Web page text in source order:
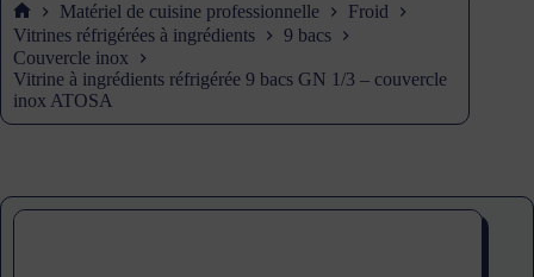
Accueil
Matériel de cuisine professionnelle
Froid
Vitrines réfrigérées à ingrédients
9 bacs
Couvercle inox
Vitrine à ingrédients réfrigérée 9 bacs GN 1/3 – couvercle
inox ATOSA